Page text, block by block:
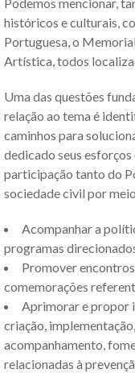
Podemos mencionar,
históricos e culturais,
Portuguesa, o
Artística, todos
Uma das questões
relação ao tema é
caminhos para
dedicado seus
participação tanto do
sociedade civil por
Acompanhar a
programas
Promover
comemorações
Aprimorar e propor
criação,
acompanhamento,
relacionadas à